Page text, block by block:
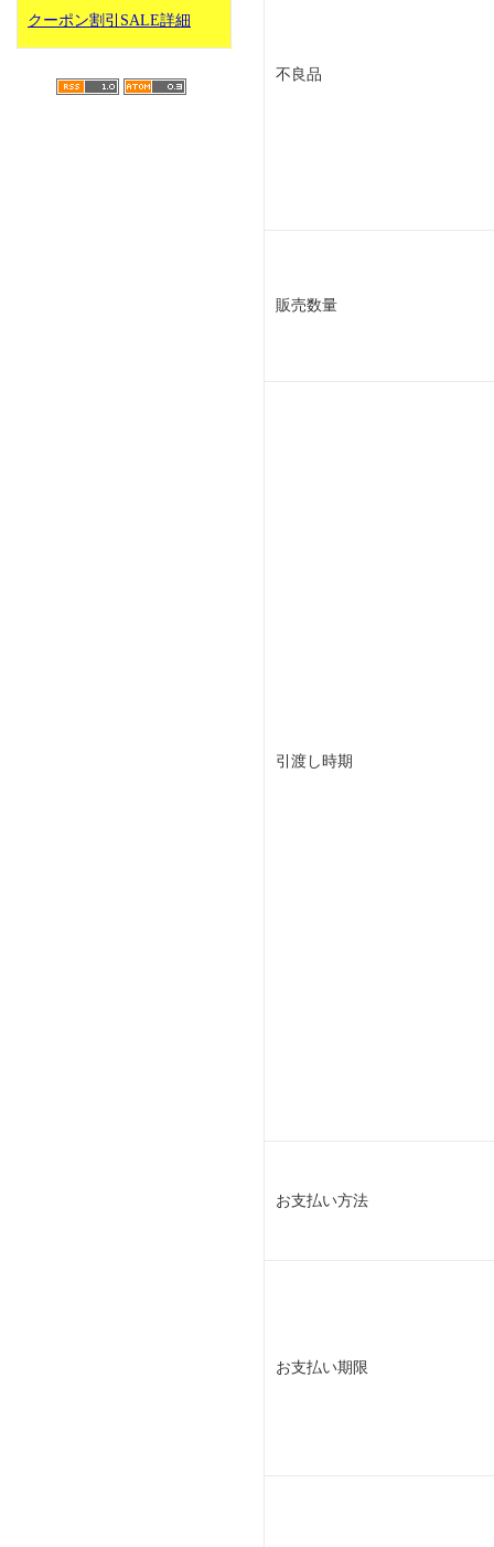
クーポン割引SALE詳細
不良品
販売数量
引渡し時期
お支払い方法
お支払い期限